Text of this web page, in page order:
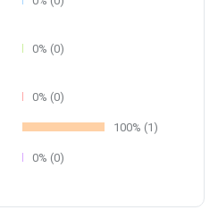
0% (0)
0% (0)
100% (1)
0% (0)